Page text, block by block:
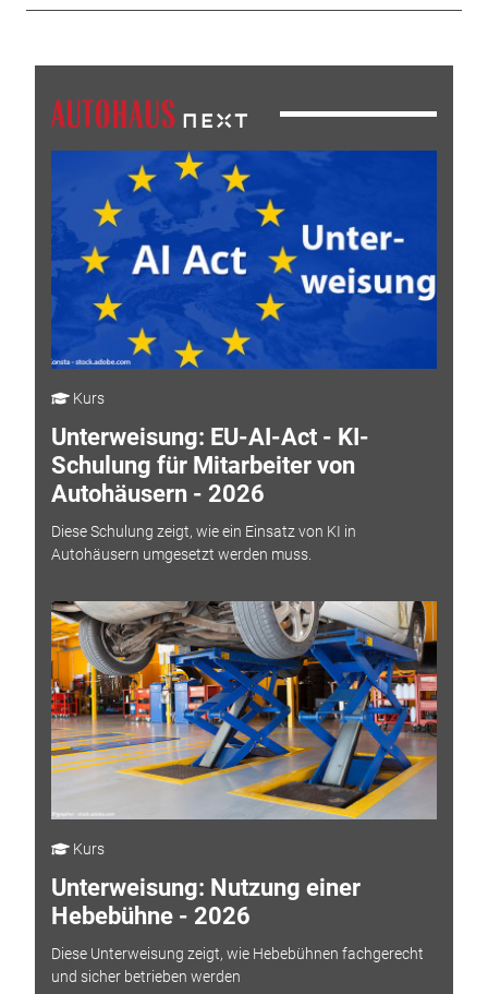
Kurs
Unterweisung: EU-AI-Act - KI-
Schulung für Mitarbeiter von
Autohäusern - 2026
Diese Schulung zeigt, wie ein Einsatz von KI in
Autohäusern umgesetzt werden muss.
Kurs
Unterweisung: Nutzung einer
Hebebühne - 2026
Diese Unterweisung zeigt, wie Hebebühnen fachgerecht
und sicher betrieben werden